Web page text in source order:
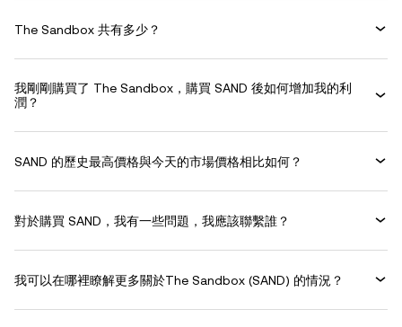
The Sandbox 共有多少？
我剛剛購買了 The Sandbox，購買 SAND 後如何增加我的利
潤？
SAND 的歷史最高價格與今天的市場價格相比如何？
對於購買 SAND，我有一些問題，我應該聯繫誰？
我可以在哪裡瞭解更多關於The Sandbox (SAND) 的情況？